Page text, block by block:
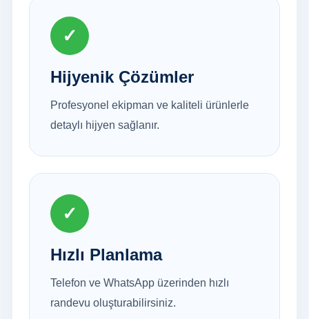
✓
Hijyenik Çözümler
Profesyonel ekipman ve kaliteli ürünlerle
detaylı hijyen sağlanır.
✓
Hızlı Planlama
Telefon ve WhatsApp üzerinden hızlı
randevu oluşturabilirsiniz.